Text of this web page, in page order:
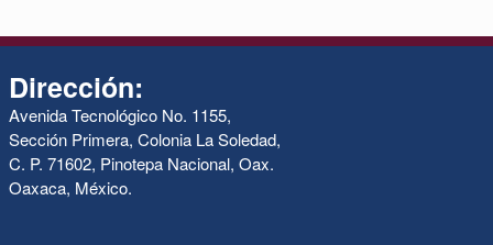
Dirección:
Avenida Tecnológico No. 1155,
Sección Primera, Colonia La Soledad,
C. P. 71602, Pinotepa Nacional, Oax.
Oaxaca, México.